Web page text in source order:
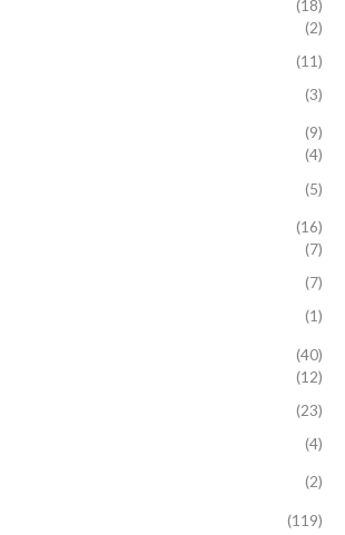
(18)
(2)
(11)
(3)
(9)
(4)
(5)
(16)
(7)
(7)
(1)
(40)
(12)
(23)
(4)
(2)
(119)